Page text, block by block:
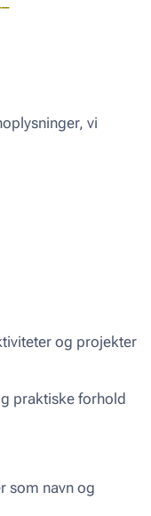
vi
og projekter
praktiske forhold
som navn og